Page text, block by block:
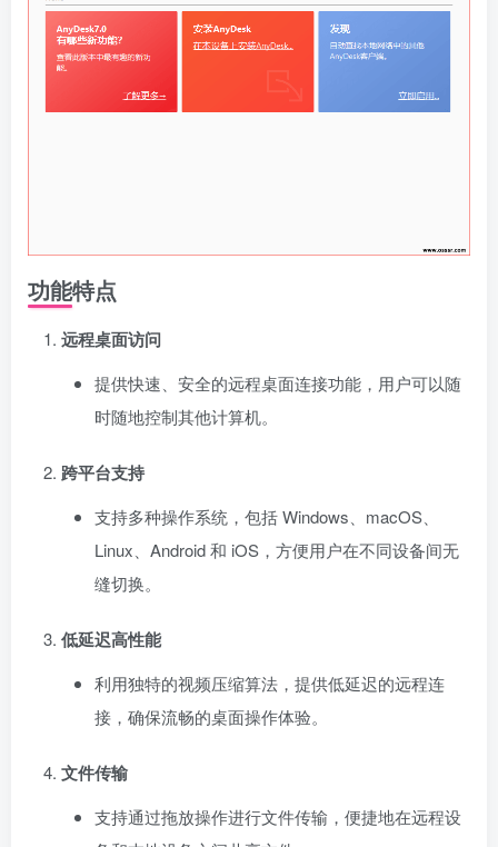
功能特点
远程桌面访问
提供快速、安全的远程桌面连接功能，用户可以随
时随地控制其他计算机。
跨平台支持
支持多种操作系统，包括 Windows、macOS、
Linux、Android 和 iOS，方便用户在不同设备间无
缝切换。
低延迟高性能
利用独特的视频压缩算法，提供低延迟的远程连
接，确保流畅的桌面操作体验。
文件传输
支持通过拖放操作进行文件传输，便捷地在远程设